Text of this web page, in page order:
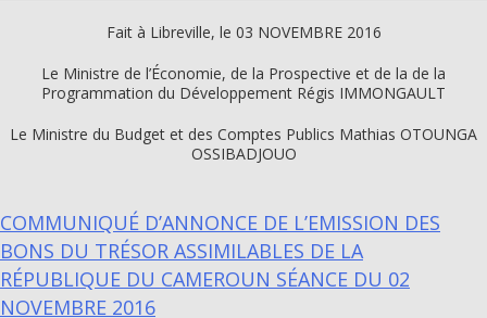
Fait à Libreville, le 03 NOVEMBRE 2016
Le Ministre de l’Économie, de la Prospective et de la de la
Programmation du Développement Régis IMMONGAULT
Le Ministre du Budget et des Comptes Publics Mathias OTOUNGA
OSSIBADJOUO
COMMUNIQUÉ D’ANNONCE DE L’EMISSION DES
BONS DU TRÉSOR ASSIMILABLES DE LA
RÉPUBLIQUE DU CAMEROUN SÉANCE DU 02
NOVEMBRE 2016